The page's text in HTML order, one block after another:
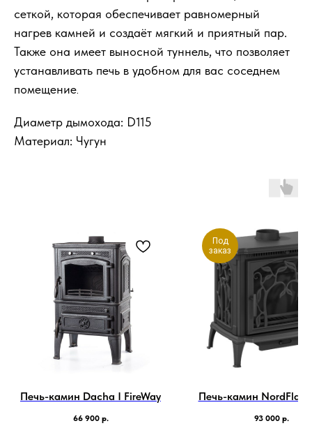
сеткой, которая обеспечивает равномерный
нагрев камней и создаёт мягкий и приятный пар.
Также она имеет выносной туннель, что позволяет
устанавливать печь в удобном для вас соседнем
помещение
Диаметр дымохода: D115
Материал: Чугун
Печь-камин Dacha I FireWay
66 900 р.
Под
заказ
Печь-камин NordFlam
93 000 р.